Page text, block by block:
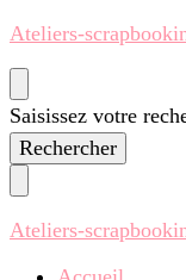
Ateliers-
Vous
recherchiez
quelque
Saisissez votre
Ateliers-